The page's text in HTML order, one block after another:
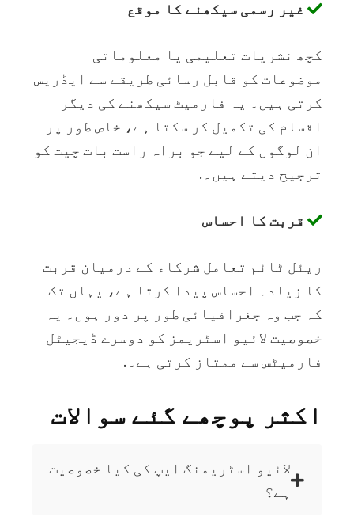
غیر رسمی سیکھنے کا موقع
کچھ نشریات تعلیمی یا معلوماتی
موضوعات کو قابل رسائی طریقے سے ایڈریس
کرتی ہیں۔ یہ فارمیٹ سیکھنے کی دیگر
اقسام کی تکمیل کر سکتا ہے، خاص طور پر
ان لوگوں کے لیے جو براہ راست بات چیت کو
ترجیح دیتے ہیں۔.
قربت کا احساس
ریئل ٹائم تعامل شرکاء کے درمیان قربت
کا زیادہ احساس پیدا کرتا ہے، یہاں تک
کہ جب وہ جغرافیائی طور پر دور ہوں۔ یہ
خصوصیت لائیو اسٹریمز کو دوسرے ڈیجیٹل
فارمیٹس سے ممتاز کرتی ہے۔.
اکثر پوچھے گئے سوالات
لائیو اسٹریمنگ ایپ کی کیا خصوصیت
ہے؟